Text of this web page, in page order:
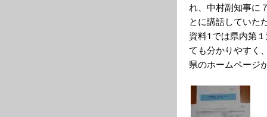
れ、中村副知事に
とに講話していた
資料1では県内第
ても分かりやすく
県のホームページ